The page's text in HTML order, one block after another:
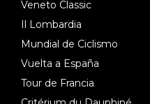
Veneto Classic
Il Lombardia
Mundial de Ciclismo
Vuelta a España
Tour de Francia